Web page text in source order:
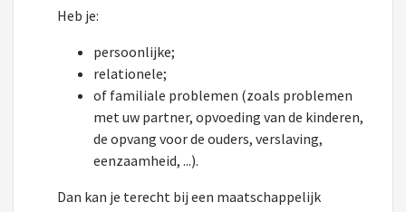
Heb je:
persoonlijke;
relationele;
of familiale problemen (zoals problemen
met uw partner, opvoeding van de kinderen,
de opvang voor de ouders, verslaving,
eenzaamheid, ...).
Dan kan je terecht bij een maatschappelijk